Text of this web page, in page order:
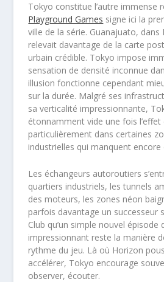
Tokyo constitue l’autre immense
Playground Games signe ici la
ville de la série. Guanajuato, dans
relevait davantage de la carte
urbain crédible. Tokyo impose
sensation de densité inconnue
illusion fonctionne cependant
sur la durée. Malgré ses
sa verticalité impressionnante,
étonnamment vide une fois
particulièrement dans certaines
industrielles qui manquent encore
Les échangeurs autoroutiers
quartiers industriels, les tunnels
des moteurs, les zones néon
parfois davantage un successeur
Club qu’un simple nouvel épisode
impressionnant reste la manière
rythme du jeu. Là où Horizon
accélérer, Tokyo encourage
observer, écouter.